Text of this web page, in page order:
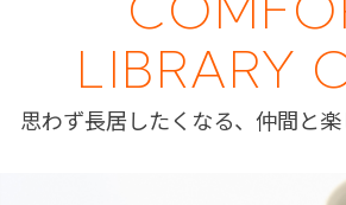
LIBRARY
思わず長居したくなる、仲間と